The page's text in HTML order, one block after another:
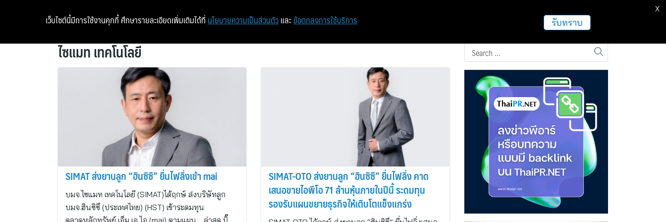
หน้าแรก ท่องเที่ยว ฝากข่าวประชาสัมพันธ์
ไซแมท เทคโนโลยี
SIMAT ส่งยานลูก “ฮินซิซึ” ยื่นไฟลิ่งเข้า mai
บมจ.ไซแมท เทคโนโลยี (SIMAT)ได้ฤกษ์ ส่งบริษัทลูก
บมจ.ฮินซิซึ (ประเทศไทย) (HST) เข้าระดมทุน
ตลาดหลักทรัพย์ เอ็ม เอ ไอ (mai) ตามแผน… ล่าสุด บิ๊
SIMAT-OTO ส่งยานลูก “ฮินซิซึ” ยื่นไฟลิ่ง คาด
เสนอขายไอพีโอ 71 ล้านหุ้นภายในปีนี้ ระดมทุน
รองรับแผนขยายธุรกิจให้เติบโตแข็งแกร่ง
เว็บไซต์นี้มีการใช้งานคุกกี้ ศึกษารายละเอียดเพิ่มเติมได้ที่ นโยบายความเป็นส่วนตัว และ ข้อตกลงการใช้บริการ รับทราบ
X